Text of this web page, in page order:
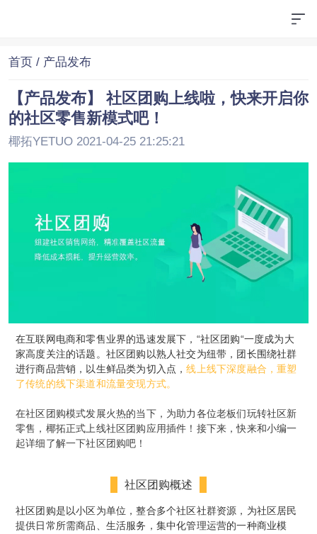
首页 / 产品发布
【产品发布】 社区团购上线啦，快来开启你
的社区零售新模式吧！
椰拓YETUO 2021-04-25 21:25:21
在互联网电商和零售业界的迅速发展下，“社区团购“一度成为大
家高度关注的话题。社区团购以熟人社交为纽带，团长围绕社群
进行商品营销，以生鲜品类为切入点，线上线下深度融合，重塑
了传统的线下渠道和流量变现方式。
在社区团购模式发展火热的当下，为助力各位老板们玩转社区新
零售，椰拓正式上线社区团购应用插件！接下来，快来和小编一
起详细了解一下社区团购吧！
社区团购概述
社区团购是以小区为单位，整合多个社区社群资源，为社区居民
提供日常所需商品、生活服务，集中化管理运营的一种商业模